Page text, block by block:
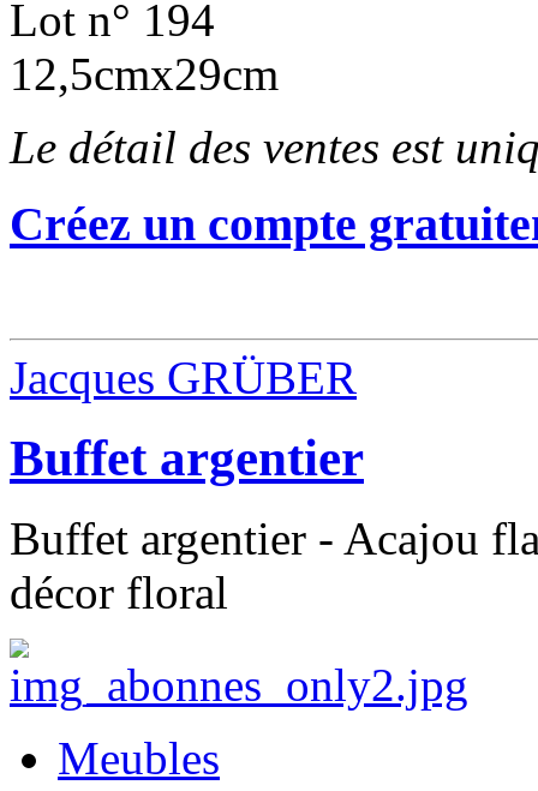
Lot n° 194
12,5cmx29cm
Le détail des ventes est
Créez un compte
Jacques GRÜBER
Buffet argentier
Buffet argentier - Acajou
décor floral
Meubles